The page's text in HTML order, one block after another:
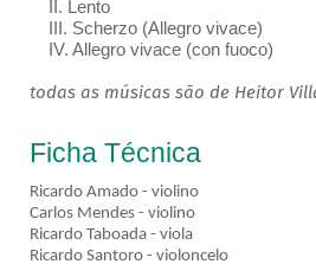
II. Lento
III. Scherzo (Allegro vivace)
IV. Allegro vivace (con fuoco)
todas as músicas são de Heitor
Ficha Técnica
Ricardo Amado - violino
Carlos Mendes - violino
Ricardo Taboada - viola
Ricardo Santoro - violoncelo